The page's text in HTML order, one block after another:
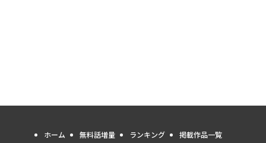
ホーム 無料話増量 ランキング 掲載作品一覧